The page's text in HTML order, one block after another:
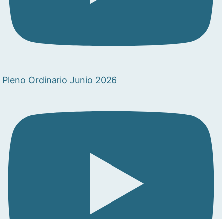
Pleno Ordinario Junio 2026